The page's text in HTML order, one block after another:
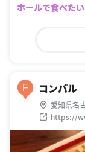
ホールで食べたい
F コンパル
愛知県名
https://